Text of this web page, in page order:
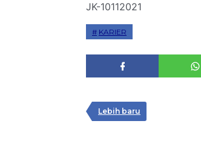
JK-10112021
KARIER
Lebih baru